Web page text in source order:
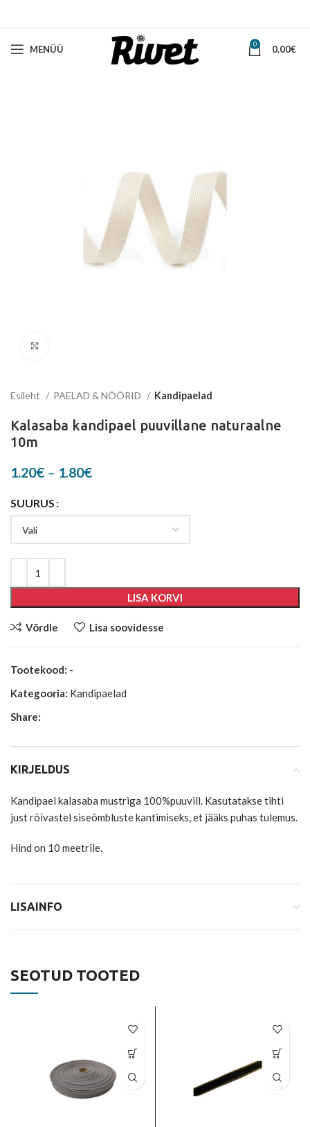
MENÜÜ 0 0.00€
Esileht PAELAD & NÖÖRID Kandipaelad
Kalasaba kandipael puuvillane naturaalne
10m
1.20€ – 1.80€Price
through
SUURUS
LISA KORVI
Võrdle Lisa soovidesse
Tootekood: -
Kategooria: Kandipaelad
Share:
KIRJELDUS
Kandipael kalasaba mustriga 100%puuvill. Kasutatakse tihti
just rõivastel siseõmbluste kantimiseks, et jääks puhas tulemus.
Hind on 10 meetrile.
LISAINFO
SEOTUD TOOTED